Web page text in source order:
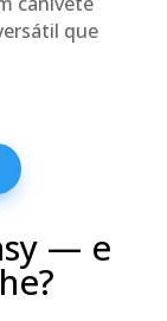
que
— e